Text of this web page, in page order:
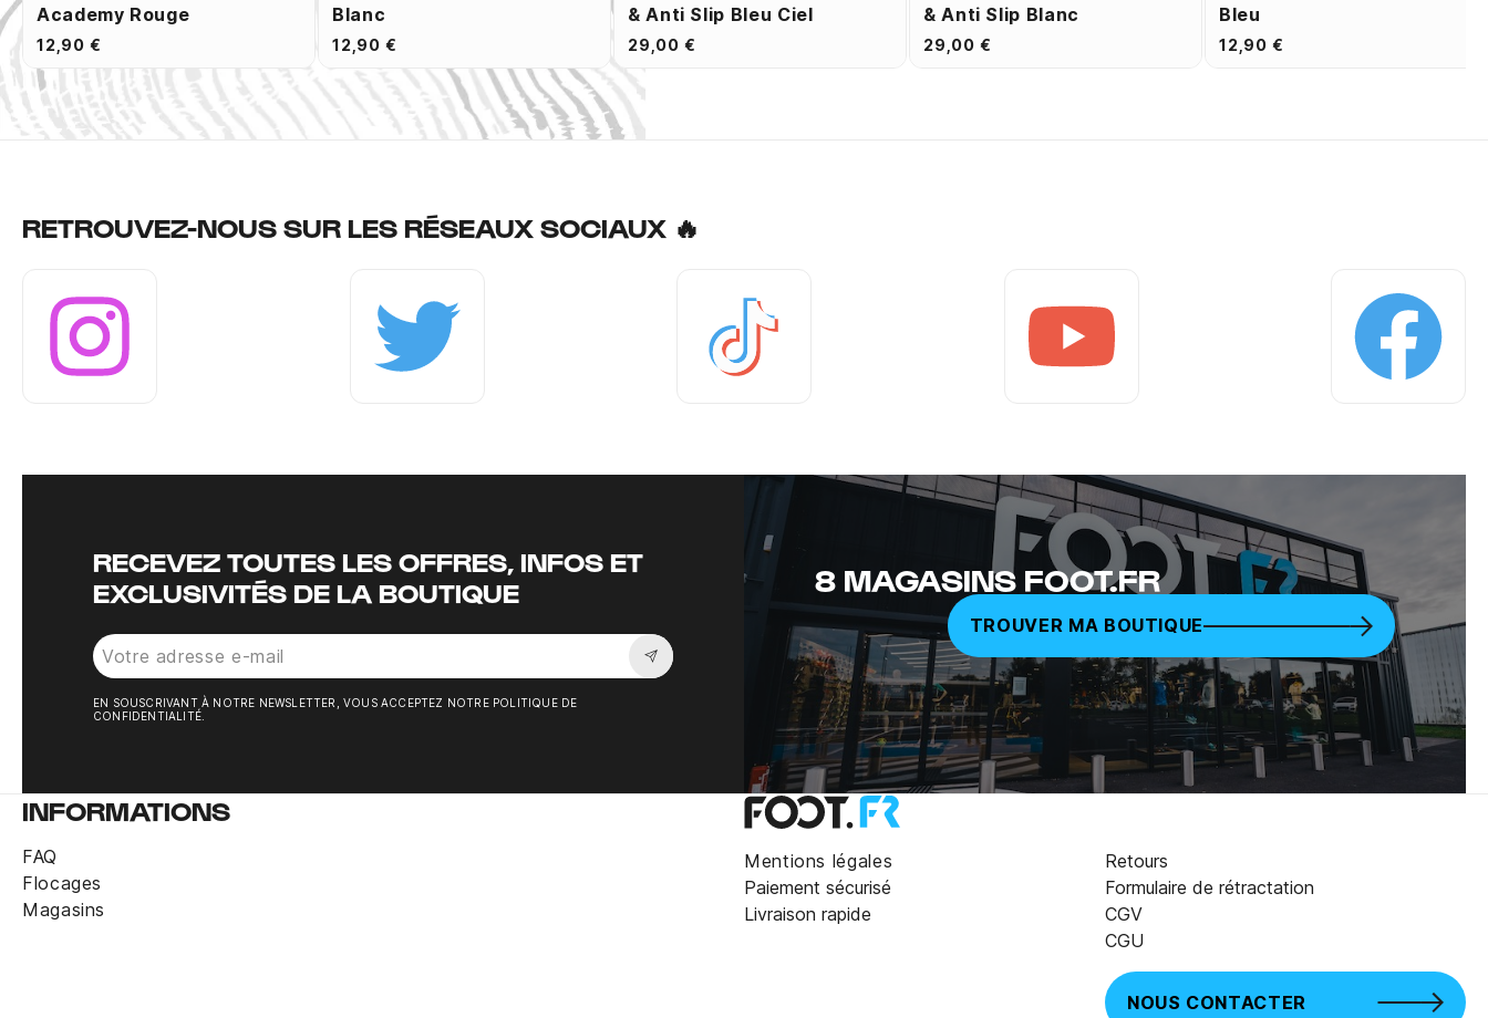
Academy Rouge
12,90 €
Blanc
12,90 €
& Anti Slip Bleu Ciel
29,00 €
& Anti Slip Blanc
29,00 €
Bleu
12,90 €
RETROUVEZ-NOUS SUR LES RÉSEAUX SOCIAUX 🔥
RECEVEZ TOUTES LES OFFRES, INFOS ET
EXCLUSIVITÉS DE LA BOUTIQUE
Souscrire à la newsletter
EN SOUSCRIVANT À NOTRE NEWSLETTER, VOUS ACCEPTEZ NOTRE POLITIQUE DE
CONFIDENTIALITÉ.
8 MAGASINS FOOT.FR
TROUVER MA BOUTIQUE
INFORMATIONS
FAQ
Flocages
Magasins
Mentions légales
Paiement sécurisé
Livraison rapide
Retours
Formulaire de rétractation
CGV
CGU
NOUS CONTACTER